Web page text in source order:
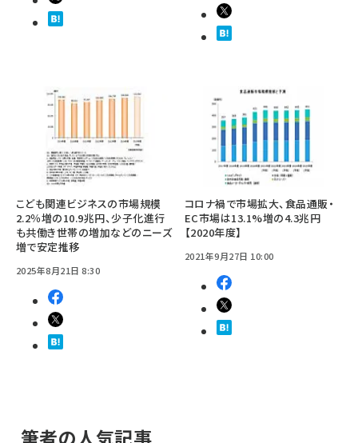
こども関連ビジネスの市場規模
2.2％増の10.9兆円、少子化進行
も共働き世帯の増加などのニーズ
増で安定推移
2025年8月21日 8:30
コロナ禍で市場拡大、食品通販・
EC市場は13.1%増の4.3兆円
【2020年度】
2021年9月27日 10:00